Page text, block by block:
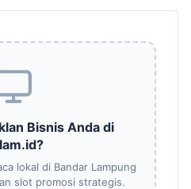
Bisnis Anda di
lokal di Bandar Lampung
slot promosi strategis.